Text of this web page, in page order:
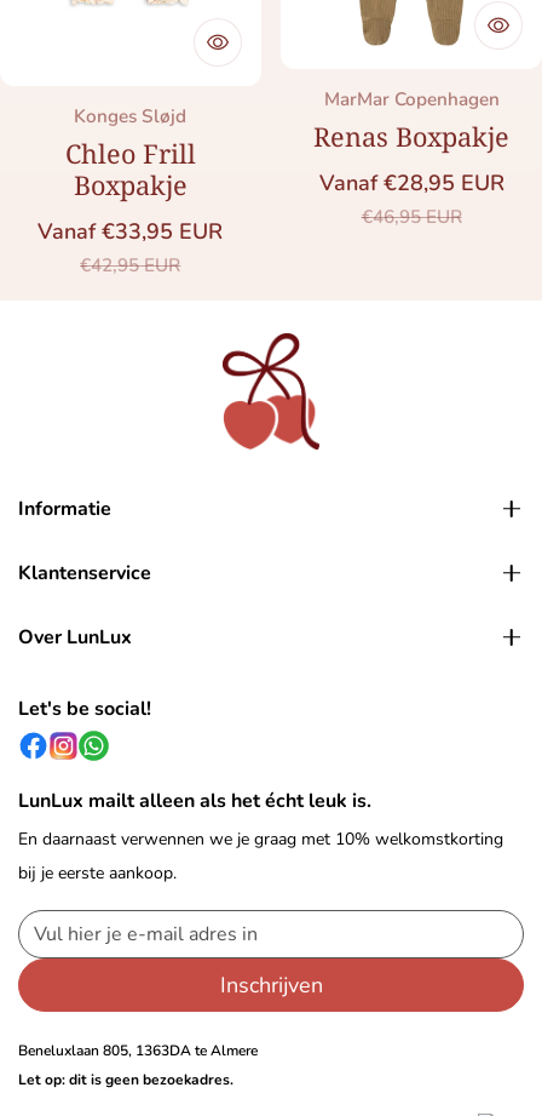
Merk:
Konges Sløjd
Chleo Frill
Boxpakje
Saleprijs
Vanaf €33,95 EUR
Normale prijs
€42,95 EUR
Merk:
MarMar Copenhagen
Renas Boxpakje
Saleprijs
Vanaf €28,95 EUR
Normale
€46,95 EUR
Informatie
Klantenservice
Over LunLux
Let's be social!
LunLux mailt alleen als het écht leuk is.
En daarnaast verwennen we je graag met 10% welkomstkorting
bij je eerste aankoop.
Inschrijven
Beneluxlaan 805, 1363DA te Almere
Let op: dit is geen bezoekadres.